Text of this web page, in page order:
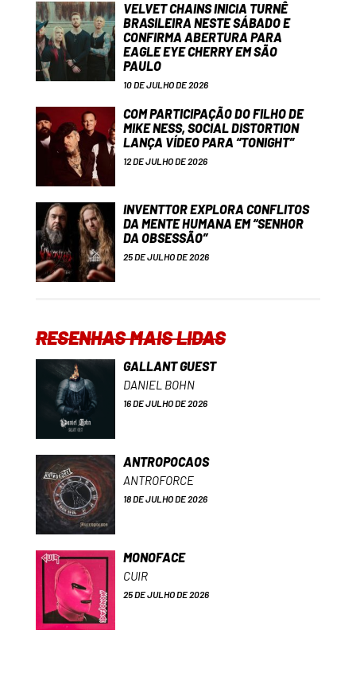
VELVET CHAINS INICIA TURNÊ
BRASILEIRA NESTE SÁBADO E
CONFIRMA ABERTURA PARA
EAGLE EYE CHERRY EM SÃO
PAULO
10 DE JULHO DE 2026
COM PARTICIPAÇÃO DO FILHO DE
MIKE NESS, SOCIAL DISTORTION
LANÇA VÍDEO PARA “TONIGHT”
12 DE JULHO DE 2026
INVENTTOR EXPLORA CONFLITOS
DA MENTE HUMANA EM “SENHOR
DA OBSESSÃO”
25 DE JULHO DE 2026
RESENHAS MAIS LIDAS
GALLANT GUEST
DANIEL BOHN
16 DE JULHO DE 2026
ANTROPOCAOS
ANTROFORCE
18 DE JULHO DE 2026
MONOFACE
CUIR
25 DE JULHO DE 2026